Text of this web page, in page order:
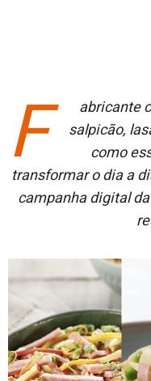
F
abricante
salpicão,
como
transformar o dia a
campanha digital